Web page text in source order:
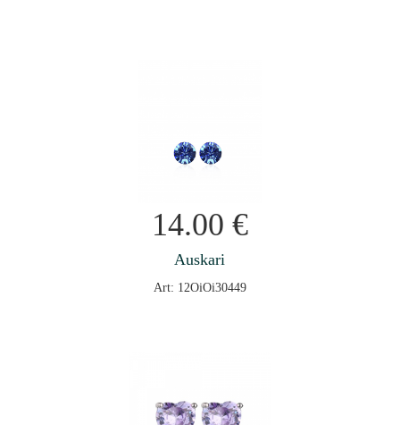
14.00 €
Auskari
Art: 12OiOi30449